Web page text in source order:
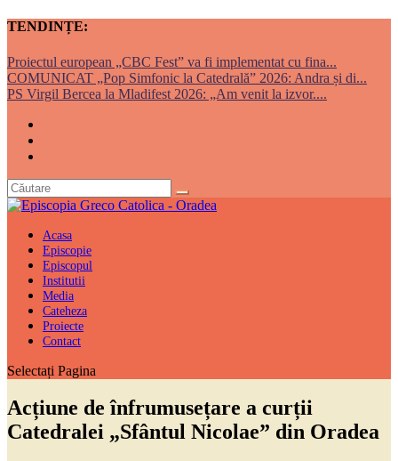
TENDINȚE:
Proiectul european „CBC Fest” va fi implementat cu fina...
COMUNICAT „Pop Simfonic la Catedrală” 2026: Andra și di...
PS Virgil Bercea la Mladifest 2026: „Am venit la izvor....
Acasa
Episcopie
Episcopul
Institutii
Media
Cateheza
Proiecte
Contact
Selectați Pagina
Acțiune de înfrumusețare a curții
Catedralei „Sfântul Nicolae” din Oradea